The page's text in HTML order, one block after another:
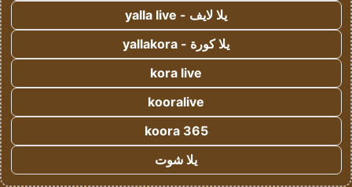
يلا لايف - yalla live
يلا كورة - yallakora
kora live
kooralive
koora 365
يلا شوت